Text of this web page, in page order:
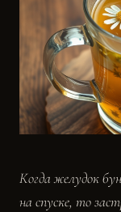
Когда желудок
на спуске, то